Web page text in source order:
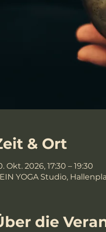
& Ort
Okt. 2026, 17:30 – 19:30
YOGA Studio,
die